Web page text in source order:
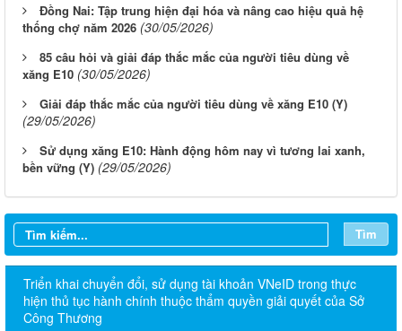
Đồng Nai: Tập trung hiện đại hóa và nâng cao hiệu quả hệ
thống chợ năm 2026 (30/05/2026)
85 câu hỏi và giải đáp thắc mắc của người tiêu dùng về
xăng E10 (30/05/2026)
Giải đáp thắc mắc của người tiêu dùng về xăng E10 (Y)
(29/05/2026)
Sử dụng xăng E10: Hành động hôm nay vì tương lai xanh,
bền vững (Y) (29/05/2026)
Tìm
Triển khai chuyển đổi, sử dụng tài khoản VNeID trong thực
hiện thủ tục hành chính thuộc thẩm quyền giải quyết của Sở
Công Thương